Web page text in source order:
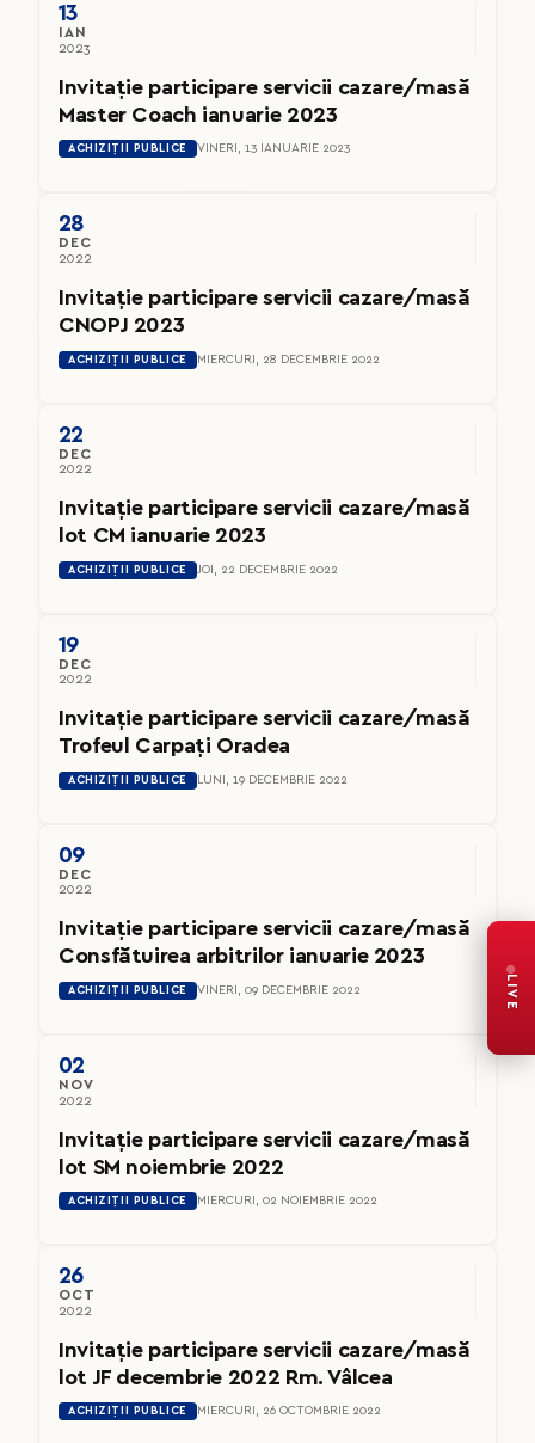
13
IAN
2023
Invitație participare servicii cazare/masă
Master Coach ianuarie 2023
ACHIZIȚII PUBLICE VINERI, 13 IANUARIE 2023
28
DEC
2022
Invitație participare servicii cazare/masă
CNOPJ 2023
ACHIZIȚII PUBLICE MIERCURI, 28 DECEMBRIE 2022
22
DEC
2022
Invitație participare servicii cazare/masă
lot CM ianuarie 2023
ACHIZIȚII PUBLICE JOI, 22 DECEMBRIE 2022
19
DEC
2022
Invitație participare servicii cazare/masă
Trofeul Carpați Oradea
ACHIZIȚII PUBLICE LUNI, 19 DECEMBRIE 2022
09
DEC
2022
Invitație participare servicii cazare/masă
Consfătuirea arbitrilor ianuarie 2023
ACHIZIȚII PUBLICE VINERI, 09 DECEMBRIE 2022
02
NOV
2022
Invitație participare servicii cazare/masă
lot SM noiembrie 2022
ACHIZIȚII PUBLICE MIERCURI, 02 NOIEMBRIE 2022
26
OCT
2022
Invitație participare servicii cazare/masă
lot JF decembrie 2022 Rm. Vâlcea
ACHIZIȚII PUBLICE MIERCURI, 26 OCTOMBRIE 2022
LIVE